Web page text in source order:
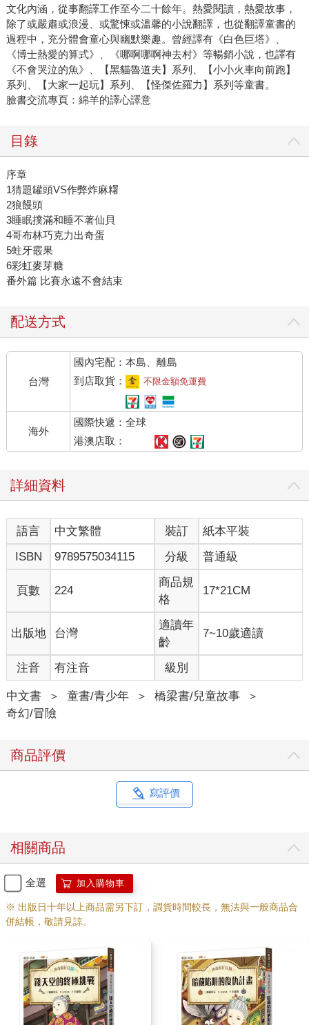
文化內涵，從事翻譯工作至今二十餘年。熱愛閱讀，熱愛故事，
除了或嚴肅或浪漫、或驚悚或溫馨的小說翻譯，也從翻譯童書的
過程中，充分體會童心與幽默樂趣。曾經譯有《白色巨塔》、
《博士熱愛的算式》、《哪啊哪啊神去村》等暢銷小說，也譯有
《不會哭泣的魚》、【黑貓魯道夫】系列、【小小火車向前跑】
系列、【大家一起玩】系列、【怪傑佐羅力】系列等童書。
臉書交流專頁：綿羊的譯心譯意
目錄
序章
1猜題罐頭VS作弊炸麻糬
2狼饅頭
3睡眠撲滿和睡不著仙貝
4哥布林巧克力出奇蛋
5蛀牙霰果
6彩虹麥芽糖
番外篇 比賽永遠不會結束
配送方式
台灣
國內宅配：本島、離島
到店取貨：
不限金額免運費
海外
國際快遞：全球
港澳店取：
詳細資料
語言 中文繁體 裝訂
紙本平裝
ISBN
9789575034115 分級 普通級
頁數 224
商品規
格
17*21CM
出版地 台灣
適讀年
齡
7~10歲適讀
注音 有注音 級別
中文書 ＞ 童書/青少年 ＞ 橋梁書/兒童故事
＞
奇幻/冒險
商品評價
寫評價
相關商品
全選 加入購物車
※ 出版日十年以上商品需另下訂，調貨時間較長，無法與一般商品合
併結帳，敬請見諒。